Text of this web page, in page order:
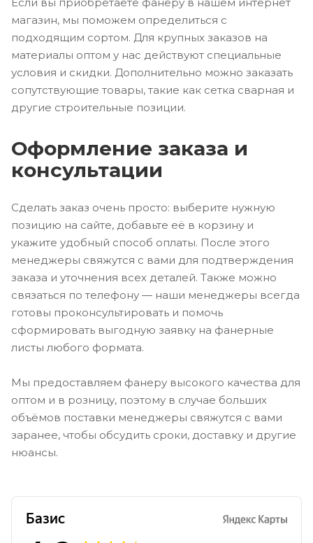
магазин, мы поможем определиться с
подходящим сортом. Для крупных заказов на
материалы оптом у нас действуют специальные
условия и скидки. Дополнительно можно заказать
сопутствующие товары, такие как сетка сварная и
другие строительные позиции.
Оформление заказа и
консультации
Сделать заказ очень просто: выберите нужную
позицию на сайте, добавьте её в корзину и
укажите удобный способ оплаты. После этого
менеджеры свяжутся с вами для подтверждения
заказа и уточнения всех деталей. Также можно
связаться по телефону — наши менеджеры всегда
готовы проконсультировать и помочь
сформировать выгодную заявку на фанерные
листы любого формата.
Мы предоставляем фанеру высокого качества для
оптом и в розницу, поэтому в случае больших
объёмов поставки менеджеры свяжутся с вами
заранее, чтобы обсудить сроки, доставку и другие
нюансы.